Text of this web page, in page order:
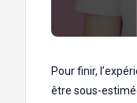
Pour finir,
être sous-